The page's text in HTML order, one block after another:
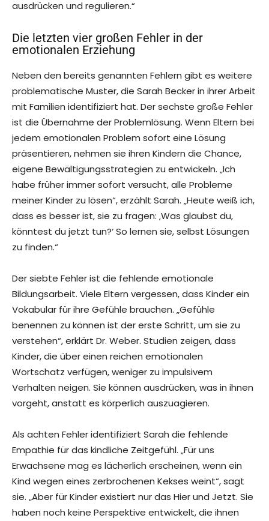
ausdrücken und regulieren.“
Die letzten vier großen Fehler in der
emotionalen Erziehung
Neben den bereits genannten Fehlern gibt es weitere
problematische Muster, die Sarah Becker in ihrer Arbeit
mit Familien identifiziert hat. Der sechste große Fehler
ist die Übernahme der Problemlösung. Wenn Eltern bei
jedem emotionalen Problem sofort eine Lösung
präsentieren, nehmen sie ihren Kindern die Chance,
eigene Bewältigungsstrategien zu entwickeln. „Ich
habe früher immer sofort versucht, alle Probleme
meiner Kinder zu lösen“, erzählt Sarah. „Heute weiß ich,
dass es besser ist, sie zu fragen: ‚Was glaubst du,
könntest du jetzt tun?‘ So lernen sie, selbst Lösungen
zu finden.“
Der siebte Fehler ist die fehlende emotionale
Bildungsarbeit. Viele Eltern vergessen, dass Kinder ein
Vokabular für ihre Gefühle brauchen. „Gefühle
benennen zu können ist der erste Schritt, um sie zu
verstehen“, erklärt Dr. Weber. Studien zeigen, dass
Kinder, die über einen reichen emotionalen
Wortschatz verfügen, weniger zu impulsivem
Verhalten neigen. Sie können ausdrücken, was in ihnen
vorgeht, anstatt es körperlich auszuagieren.
Als achten Fehler identifiziert Sarah die fehlende
Empathie für das kindliche Zeitgefühl. „Für uns
Erwachsene mag es lächerlich erscheinen, wenn ein
Kind wegen eines zerbrochenen Kekses weint“, sagt
sie. „Aber für Kinder existiert nur das Hier und Jetzt. Sie
haben noch keine Perspektive entwickelt, die ihnen